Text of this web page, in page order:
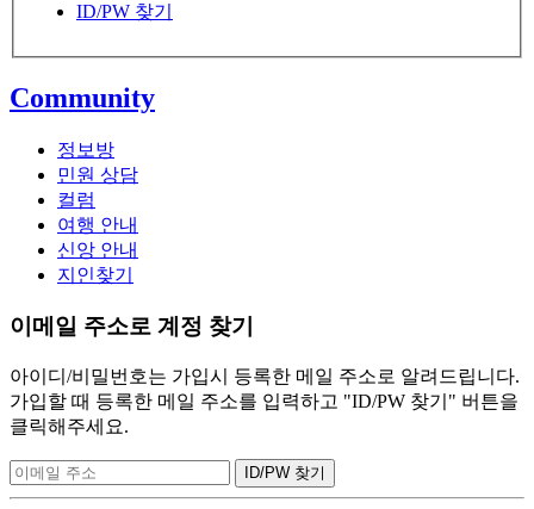
ID/PW 찾기
Community
정보방
민원 상담
컬럼
여행 안내
신앙 안내
지인찾기
이메일 주소로 계정 찾기
아이디/비밀번호는 가입시 등록한 메일 주소로 알려드립니다.
가입할 때 등록한 메일 주소를 입력하고 "ID/PW 찾기" 버튼을
클릭해주세요.